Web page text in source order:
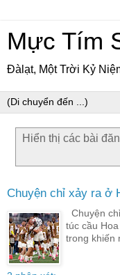
Mực Tím
Đàlạt, Một Trời Kỷ
Hiển thị các bài
Chuyện chỉ xảy ra ở
Chuyện
túc cầu
trong khiến